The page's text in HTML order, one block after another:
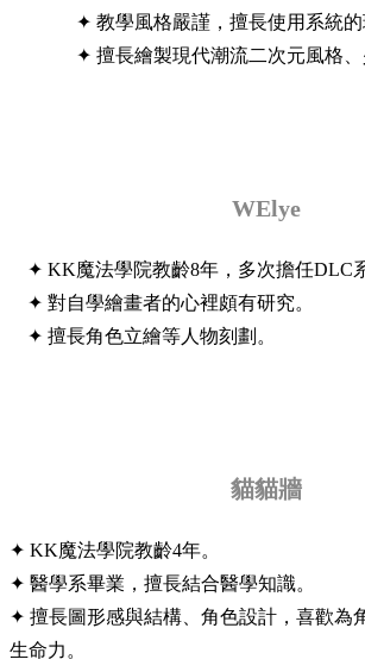
✦ 教學風格嚴謹，擅長使用系統的
✦ 擅長繪製現代潮流二次元風格、
WElye
✦ KK魔法學院教齡8年，多次擔任DLC
✦ 對自學繪畫者的心裡頗有研究。
✦ 擅長角色立繪等人物刻劃。
貓貓牆
✦ KK魔法學院教齡4年。
✦ 醫學系畢業，擅長結合醫學知識。
✦ 擅長圖形感與結構、角色設計，喜歡為
生命力。